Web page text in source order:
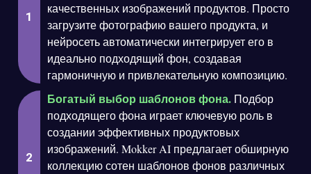
качественных изображений продуктов. Просто
загрузите фотографию вашего продукта, и
нейросеть автоматически интегрирует его в
идеально подходящий фон, создавая
гармоничную и привлекательную композицию.
Богатый выбор шаблонов фона. Подбор
подходящего фона играет ключевую роль в
создании эффективных продуктовых
изображений. Mokker AI предлагает обширную
коллекцию сотен шаблонов фонов различных